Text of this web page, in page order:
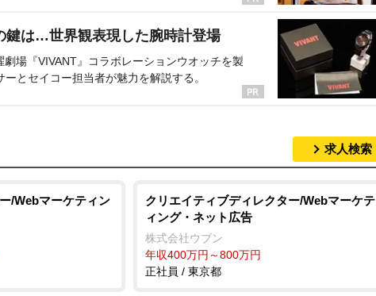
鍵は…世界観表現した腕時計登場
場『VIVANT』コラボレーションウオッチを製
とセイコー担当者が魅力を解説する。
求人検索
/Webマーケティン
クリエイティブディレクター/Webマーケテ
ィング・ネット広告
株式会社ウブン
年収400万円～800万円
正社員 / 東京都